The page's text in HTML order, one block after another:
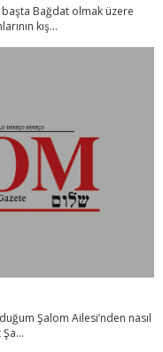
başta Bağdat olmak üzere
kış...
Şalom Ailesi’nden nasıl